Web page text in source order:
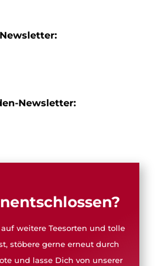
Newsletter:
weitere Teesorten und tolle
stöbere gerne erneut durch
und lasse Dich von unserer